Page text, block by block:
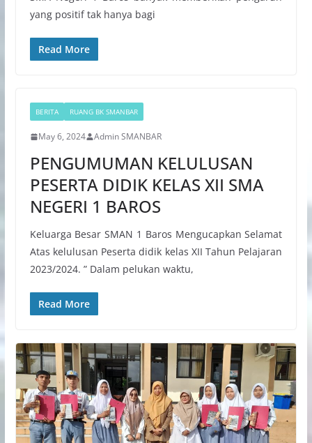
yang positif tak hanya bagi
Read More
BERITA RUANG BK SMANBAR
May 6, 2024 Admin SMANBAR
PENGUMUMAN KELULUSAN
PESERTA DIDIK KELAS XII SMA
NEGERI 1 BAROS
Keluarga Besar SMAN 1 Baros Mengucapkan Selamat
Atas kelulusan Peserta didik kelas XII Tahun Pelajaran
2023/2024. ” Dalam pelukan waktu,
Read More